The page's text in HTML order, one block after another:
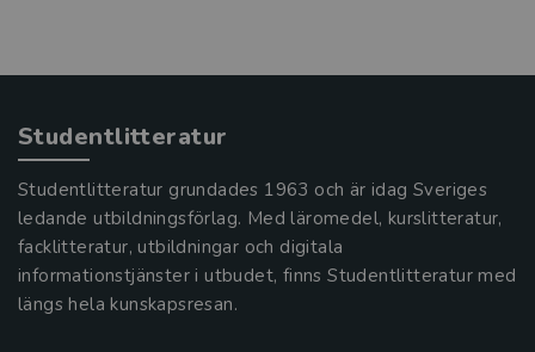
Studentlitteratur
Studentlitteratur grundades 1963 och är idag Sveriges
ledande utbildningsförlag. Med läromedel, kurslitteratur,
facklitteratur, utbildningar och digitala
informationstjänster i utbudet, finns Studentlitteratur med
längs hela kunskapsresan.